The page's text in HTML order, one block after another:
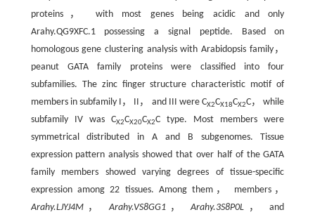
proteins， with most genes being acidic and only
Arahy.QG9XFC.1 possessing a signal peptide. Based on
homologous gene clustering analysis with Arabidopsis family，
peanut GATA family proteins were classified into four
subfamilies. The zinc finger structure characteristic motif of
members in subfamily I， II， and III were CX2CX18CX2C， while
subfamily IV was CX2CX20CX2C type. Most members were
symmetrical distributed in A and B subgenomes. Tissue
expression pattern analysis showed that over half of the GATA
family members showed varying degrees of tissue-specific
expression among 22 tissues. Among them， members，
Arahy.LJYJ4M，Arahy.VS8GG1，Arahy.3S8P0L ， and